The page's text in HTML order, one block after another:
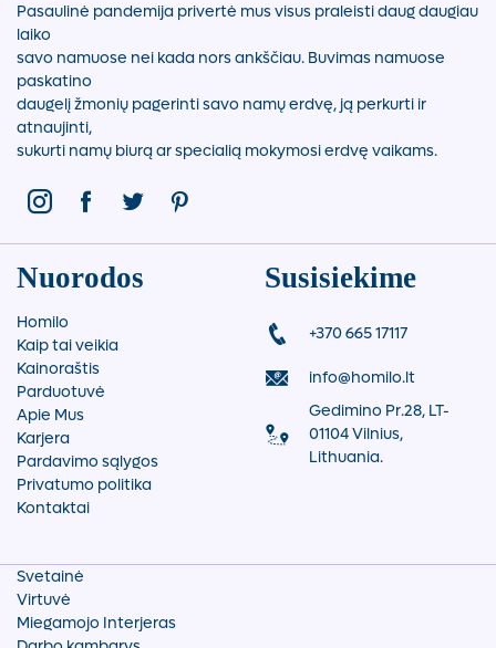
Pasaulinė pandemija privertė mus visus praleisti daug daugiau
laiko
savo namuose nei kada nors ankščiau. Buvimas namuose
paskatino
daugelį žmonių pagerinti savo namų erdvę, ją perkurti ir
atnaujinti,
sukurti namų biurą ar specialią mokymosi erdvę vaikams.
Nuorodos
Homilo
Kaip tai veikia
Kainoraštis
Parduotuvė
Apie Mus
Karjera
Pardavimo sąlygos
Privatumo politika
Kontaktai
Susisiekime
+370 665 17117
info@homilo.lt
Gedimino Pr.28, LT-
01104 Vilnius,
Lithuania.
Svetainė
Virtuvė
Miegamojo Interjeras